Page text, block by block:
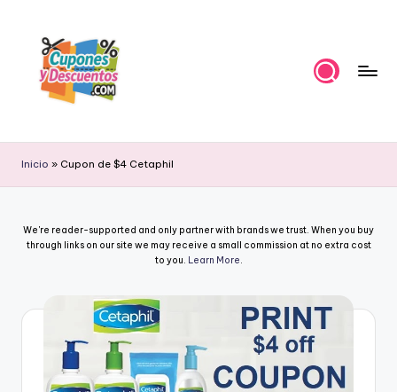
content
u
p
o
n
s
estas
y
descuentos
Inicio » Cupon de $4 Cetaphil
We're reader-supported and only partner with brands we trust. When you buy
through links on our site we may receive a small commission at no extra cost
to you. Learn More.